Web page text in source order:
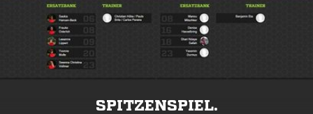
SPITZENSPIEL.